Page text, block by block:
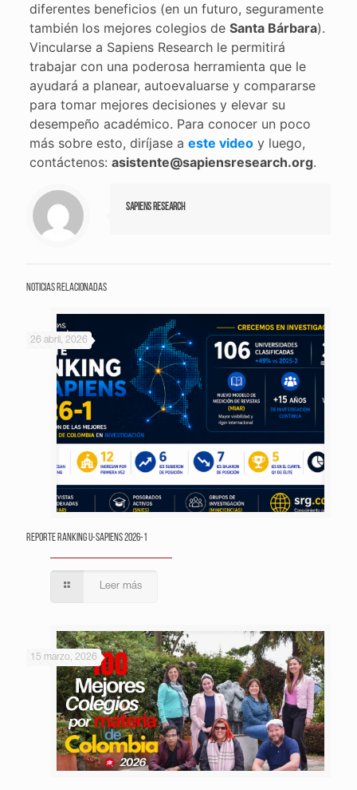
diferentes beneficios (en un futuro, seguramente
también los mejores colegios de Santa Bárbara).
Vincularse a Sapiens Research le permitirá
trabajar con una poderosa herramienta que le
ayudará a planear, autoevaluarse y compararse
para tomar mejores decisiones y elevar su
desempeño académico. Para conocer un poco
más sobre esto, diríjase a este videoy luego,
contáctenos: asistente@sapiensresearch.org.
Sapiens Research
Noticias relacionadas
26 abril, 2026
Reporte Ranking U-Sapiens 2026-1
Leer más
15 marzo, 2026